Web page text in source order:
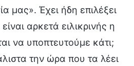
μας». Έχει ήδη επιλέξει
αρκετά ειλικρινής η
να υποπτευτούμε κάτι;
την ώρα που τα λέει